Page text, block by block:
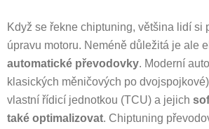
Když se řekne chiptuning, většina lidí si
úpravu motoru. Neméně důležitá je ale
automatické převodovky. Moderní
klasických měničových po
vlastní řídicí jednotkou (TCU) a jejich
také optimalizovat. Chiptuning